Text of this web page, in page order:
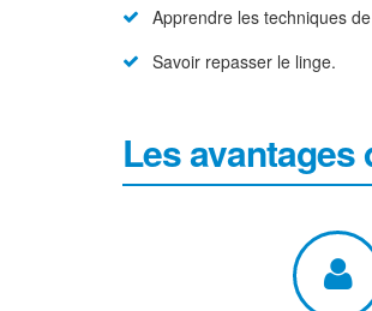
Apprendre les techniques
Savoir repasser le linge.
Les